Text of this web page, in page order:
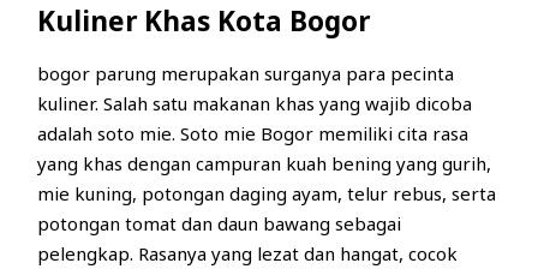
Kuliner Khas Kota Bogor
bogor parung merupakan surganya para pecinta
kuliner. Salah satu makanan khas yang wajib dicoba
adalah soto mie. Soto mie Bogor memiliki cita rasa
yang khas dengan campuran kuah bening yang gurih,
mie kuning, potongan daging ayam, telur rebus, serta
potongan tomat dan daun bawang sebagai
pelengkap. Rasanya yang lezat dan hangat, cocok